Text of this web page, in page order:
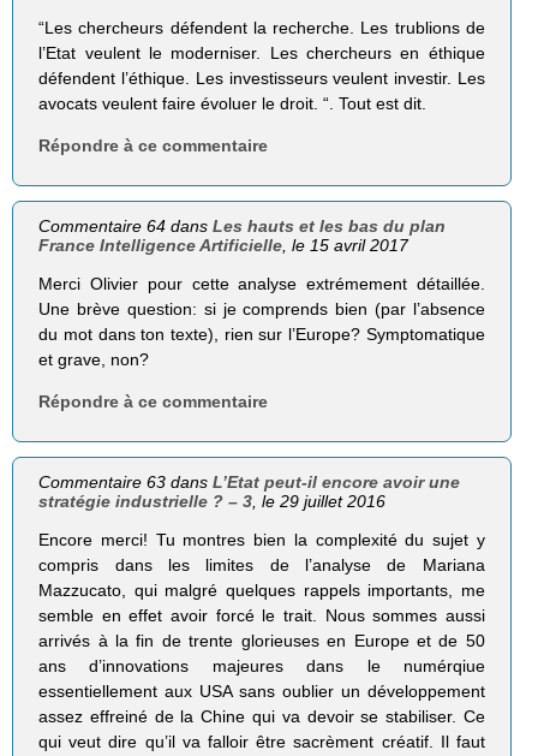
“Les chercheurs défendent la recherche. Les trublions de
l’Etat veulent le moderniser. Les chercheurs en éthique
défendent l’éthique. Les investisseurs veulent investir. Les
avocats veulent faire évoluer le droit. “. Tout est dit.
Répondre à ce commentaire
Commentaire 64 dansLes hauts et les bas du plan
France Intelligence Artificielle , le 15 avril 2017
Merci Olivier pour cette analyse extrémement détaillée.
Une brève question: si je comprends bien (par l’absence
du mot dans ton texte), rien sur l’Europe? Symptomatique
et grave, non?
Répondre à ce commentaire
Commentaire 63 dansL’Etat peut-il encore avoir une
stratégie industrielle ? – 3 , le 29 juillet 2016
Encore merci! Tu montres bien la complexité du sujet y
compris dans les limites de l’analyse de Mariana
Mazzucato, qui malgré quelques rappels importants, me
semble en effet avoir forcé le trait. Nous sommes aussi
arrivés à la fin de trente glorieuses en Europe et de 50
ans d’innovations majeures dans le numérqiue
essentiellement aux USA sans oublier un développement
assez effreiné de la Chine qui va devoir se stabiliser. Ce
qui veut dire qu’il va falloir être sacrèment créatif. Il faut